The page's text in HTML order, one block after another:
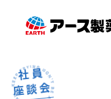
社員
座談会